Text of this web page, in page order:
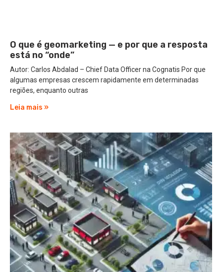
O que é geomarketing — e por que a resposta
está no “onde”
Autor: Carlos Abdalad – Chief Data Officer na Cognatis Por que
algumas empresas crescem rapidamente em determinadas
regiões, enquanto outras
Leia mais »